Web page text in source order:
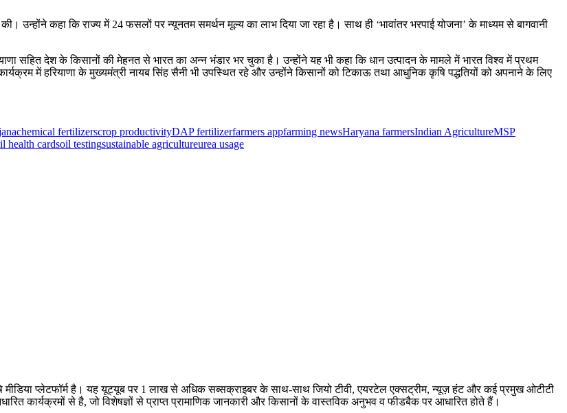
उन्होंने कहा कि राज्य में 24 फसलों पर न्यूनतम समर्थन मूल्य का लाभ दिया जा रहा है। साथ ही ‘भावांतर भरपाई योजना’ के माध्यम से बागवानी
सहित देश के किसानों की मेहनत से भारत का अन्न भंडार भर चुका है। उन्होंने यह भी कहा कि धान उत्पादन के मामले में भारत विश्व में प्रथम
में हरियाणा के मुख्यमंत्री नायब सिंह सैनी भी उपस्थित रहे और उन्होंने किसानों को टिकाऊ तथा आधुनिक कृषि पद्धतियों को अपनाने के लिए
chemical fertilizerscrop productivityDAP fertilizerfarmers appfarming newsHaryana farmersIndian AgricultureMSP
health cardsoil testingsustainable agricultureurea usage
मीडिया प्लेटफॉर्म है। यह यूट्यूब पर 1 लाख से अधिक सब्सक्राइबर के साथ-साथ जियो टीवी, एयरटेल एक्सट्रीम, न्यूज़ हंट और कई प्रमुख ओटीटी
कार्यक्रमों से है, जो विशेषज्ञों से प्राप्त प्रामाणिक जानकारी और किसानों के वास्तविक अनुभव व फीडबैक पर आधारित होते हैं।